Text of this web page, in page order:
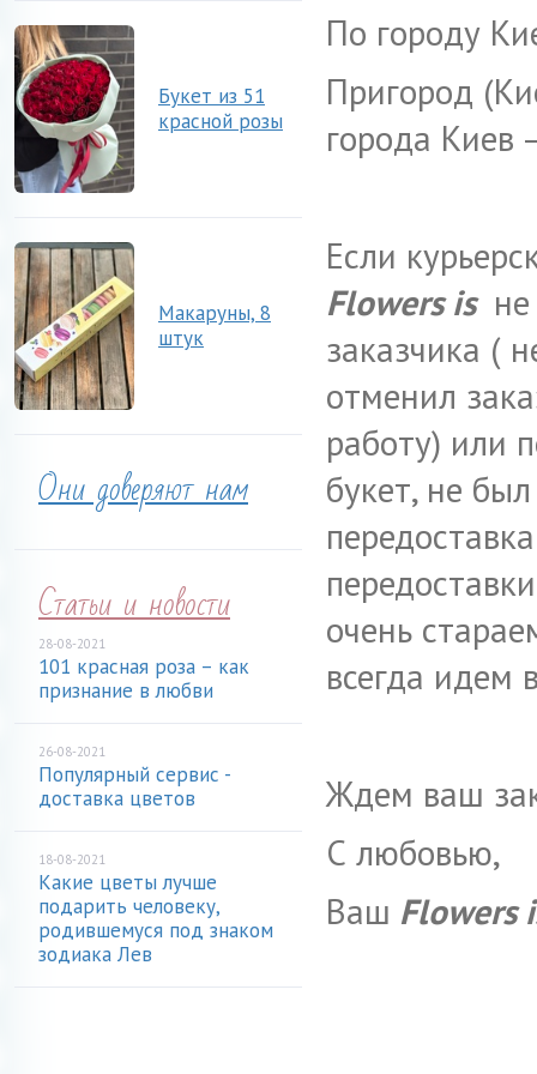
Букет из 51
красной розы
Макаруны, 8
штук
Они доверяют нам
Статьи и новости
28-08-2021
101 красная роза – как
признание в любви
26-08-2021
Популярный сервис -
доставка цветов
18-08-2021
Какие цветы лучше
подарить человеку,
родившемуся под знаком
зодиака Лев
По городу
Пригород
города Киев
Если
Flowers is
заказчика (
отменил
работу) или
букет, не
очень
всегда идем
Ждем ваш
С любовью,
Ваш Flowers